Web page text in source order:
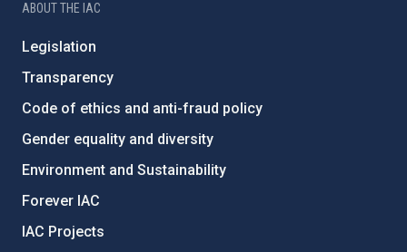
ABOUT THE IAC
Legislation
Transparency
Code of ethics and anti-fraud policy
Gender equality and diversity
Environment and Sustainability
Forever IAC
IAC Projects